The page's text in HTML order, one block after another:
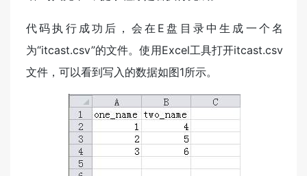
代码执行成功后，会在E盘目录中生成一个名
为“itcast.csv”的文件。使用Excel工具打开itcast.csv
文件，可以看到写入的数据如图1所示。